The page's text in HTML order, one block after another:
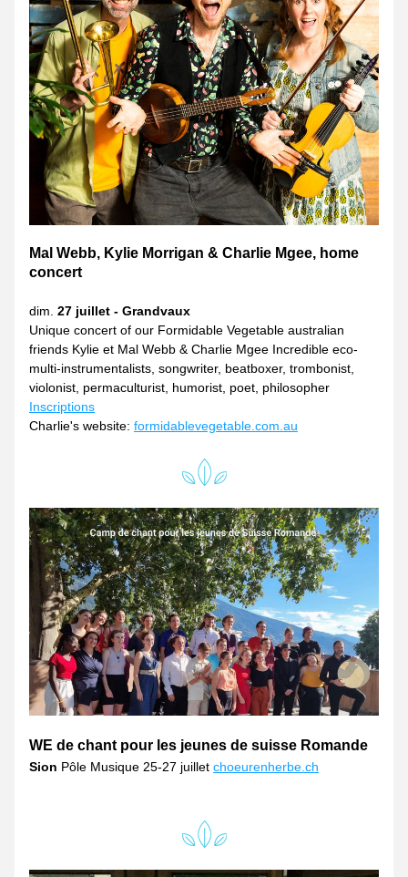
Mal Webb, Kylie Morrigan & Charlie Mgee, home
concert
dim. 27 juillet - Grandvaux
Unique concert of our Formidable Vegetable australian
friends Kylie et Mal Webb & Charlie Mgee Incredible eco-
multi-instrumentalists, songwriter, beatboxer, trombonist,
violonist, permaculturist, humorist, poet, philosopher
Inscriptions
Charlie's website: formidablevegetable.com.au
WE de chant pour les jeunes de suisse Romande
Sion Pôle Musique 25-27 juillet choeurenherbe.ch